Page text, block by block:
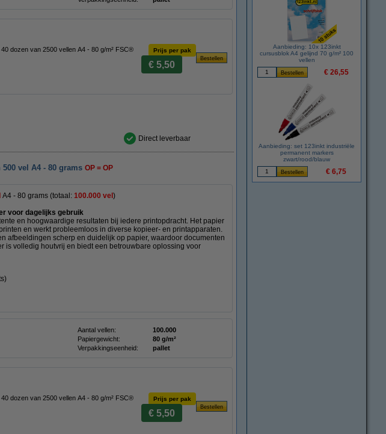
dozen van 2500 vellen A4 - 80 g/m² FSC®
Prijs per pak
€ 5,50
Direct leverbaar
vel A4 - 80 grams OP = OP
A4 - 80 grams (totaal: 100.000 vel )
voor dagelijks gebruik
en hoogwaardige resultaten bij iedere printopdracht. Het papier
en werkt probleemloos in diverse kopieer- en printapparaten.
afbeeldingen scherp en duidelijk op papier, waardoor documenten
is volledig houtvrij en biedt een betrouwbare oplossing voor
Aantal vellen:
100.000
Papiergewicht:
80 g/m²
Verpakkingseenheid: pallet
dozen van 2500 vellen A4 - 80 g/m² FSC®
Prijs per pak
€ 5,50
Aanbieding: 10x 123inkt
cursusblok A4 gelijnd 70 g/m² 100
vellen
€ 26,55
Aanbieding: set 123inkt industriële
permanent markers
zwart/rood/blauw
€ 6,75